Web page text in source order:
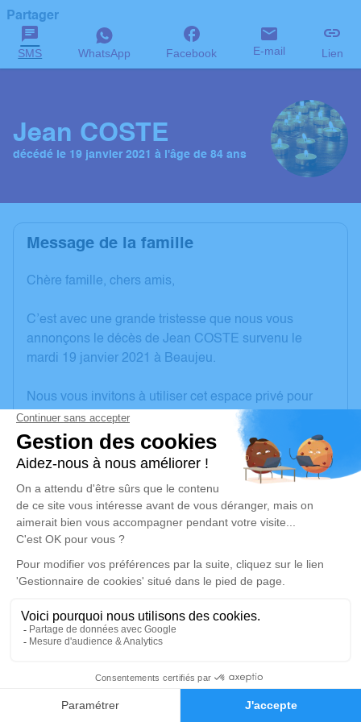
Faire-part Hommages
Partager
SMS WhatsApp Facebook E-mail Lien
Jean COSTE
décédé le 19 janvier 2021 à l'âge de 84 ans
Message de la famille
Chère famille, chers amis,
C’est avec une grande tristesse que nous vous
annonçons le décès de Jean COSTE survenu le
mardi 19 janvier 2021 à Beaujeu.
Nous vous invitons à utiliser cet espace privé pour
laisser vos condoléances, partager des photos
souvenirs, une anecdote ou exprimer vos pensées à
travers des poèmes ou des textes. Cet endroit est un
lieu d'expression dédié à honorer la mémoire de Jean
COSTE.
Un service de plantation d’arbre hommage est
disponible ici.
Je rends hommage
Cérémonie religieuse
Église Saint Georges de Propières